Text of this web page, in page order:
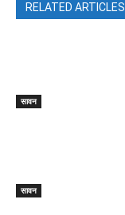
RELATED ARTICLES
सावन
सावन